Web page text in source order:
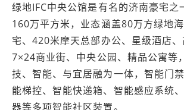
绿地IFC中央公馆是有名的济南豪宅之
160万平方米，业态涵盖80万方绿地
宅、420米摩天总部办公、星级酒店、
7×24商业街、中央公园、精品公寓等
技、智能、与宜居融为一体，智能门
能梯控、智能快递箱、智能感应系统
器等多项智能社区装置。